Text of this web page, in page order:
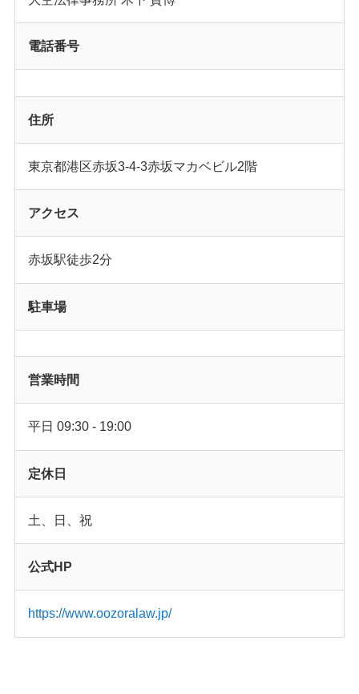
電話番号
住所
東京都港区赤坂3-4-3赤坂マカベビル2階
アクセス
赤坂駅徒歩2分
駐車場
営業時間
平日 09:30 - 19:00
定休日
土、日、祝
公式HP
https://www.oozoralaw.jp/